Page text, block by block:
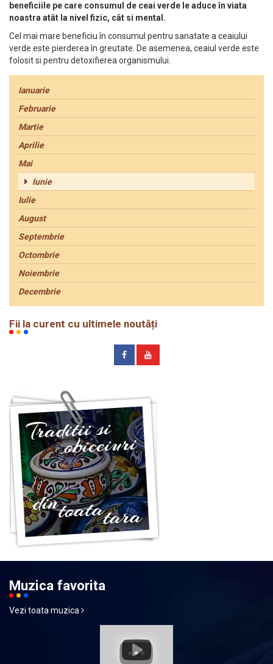
beneficiile pe care consumul de ceai verde le aduce în viata
noastra atât la nivel fizic, cât si mental.
Cel mai mare beneficiu în consumul pentru sanatate a ceaiului
verde este pierderea în greutate. De asemenea, ceaiul verde este
folosit si pentru detoxifierea organismului.
Ianuarie
Februarie
Martie
Aprilie
Mai
Iunie
Iulie
August
Septembrie
Octombrie
Noiembrie
Decembrie
Fii la curent cu ultimele noutăți
Muzica favorita
Vezi toata muzica